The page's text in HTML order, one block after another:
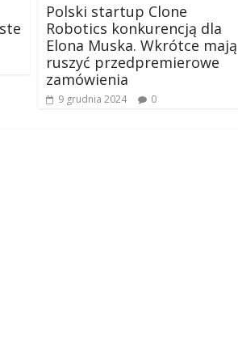
Polski startup Clone
Robotics konkurencją dla
Elona Muska. Wkrótce mają
ruszyć przedpremierowe
zamówienia
9 grudnia 2024 0